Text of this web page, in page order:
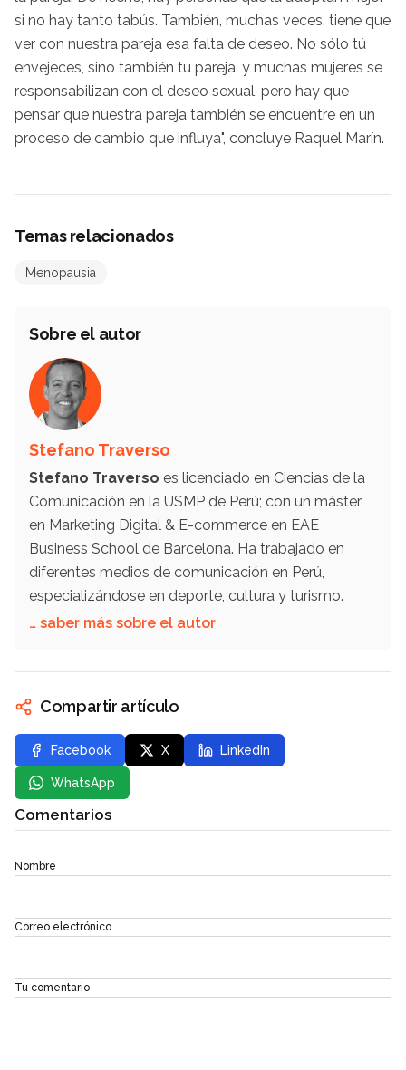
si no hay tanto tabús. También, muchas veces, tiene que
ver con nuestra pareja esa falta de deseo. No sólo tú
envejeces, sino también tu pareja, y muchas mujeres se
responsabilizan con el deseo sexual, pero hay que
pensar que nuestra pareja también se encuentre en un
proceso de cambio que influya", concluye Raquel Marín.
Temas relacionados
Menopausia
Sobre el autor
Stefano Traverso
Stefano Traverso es licenciado en Ciencias de la
Comunicación en la USMP de Perú; con un máster
en Marketing Digital & E-commerce en EAE
Business School de Barcelona. Ha trabajado en
diferentes medios de comunicación en Perú,
especializándose en deporte, cultura y turismo.
… saber más sobre el autor
Compartir artículo
Facebook X LinkedIn
WhatsApp
Comentarios
Nombre
Correo electrónico
Tu comentario